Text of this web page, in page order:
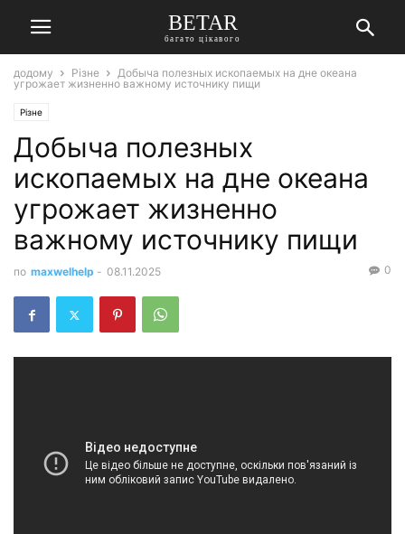
BETAR
багато цікавого
додому Різне
Добыча полезных ископаемых на дне океана
угрожает жизненно важному источнику пищи
Різне
Добыча полезных
ископаемых на дне океана
угрожает жизненно
важному источнику пищи
по maxwelhelp - 08.11.2025 0